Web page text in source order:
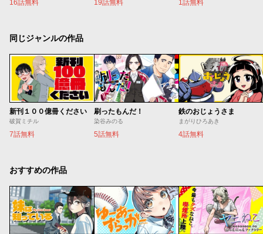
16話無料 19話無料 1話無料
同じジャンルの作品
新刊１００億冊ください
破賀ミチル
7話無料
刷ったもんだ！
染谷みのる
5話無料
鉄のおじょうさま
まがりひろあき
4話無料
おすすめの作品